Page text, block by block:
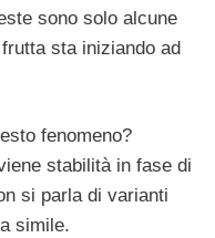
sono solo alcune
sta iniziando ad
fenomeno?
stabilità in fase di
si parla di varianti
simile.